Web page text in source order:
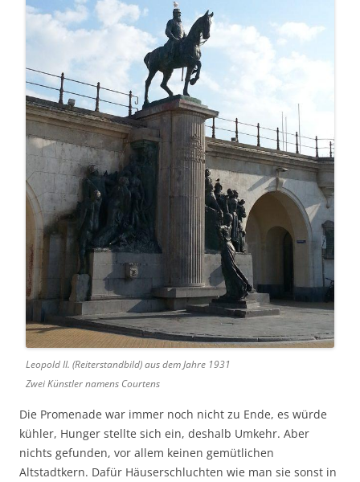
Leopold II. (Reiterstandbild) aus dem Jahre 1931
Zwei Künstler namens Courtens
Die Promenade war immer noch nicht zu Ende, es würde
kühler, Hunger stellte sich ein, deshalb Umkehr. Aber
nichts gefunden, vor allem keinen gemütlichen
Altstadtkern. Dafür Häuserschluchten wie man sie sonst in